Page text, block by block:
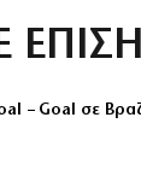
– Goal σε